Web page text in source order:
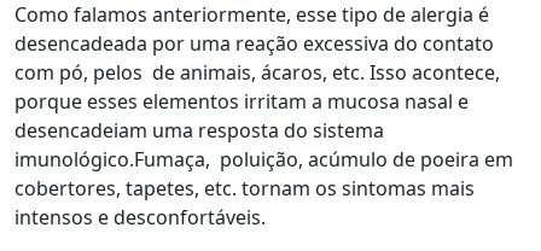
Como falamos anteriormente, esse tipo de alergia é
desencadeada por uma reação excessiva do contato
com pó, pelos de animais, ácaros, etc. Isso acontece,
porque esses elementos irritam a mucosa nasal e
desencadeiam uma resposta do sistema
imunológico.Fumaça, poluição, acúmulo de poeira em
cobertores, tapetes, etc. tornam os sintomas mais
intensos e desconfortáveis.